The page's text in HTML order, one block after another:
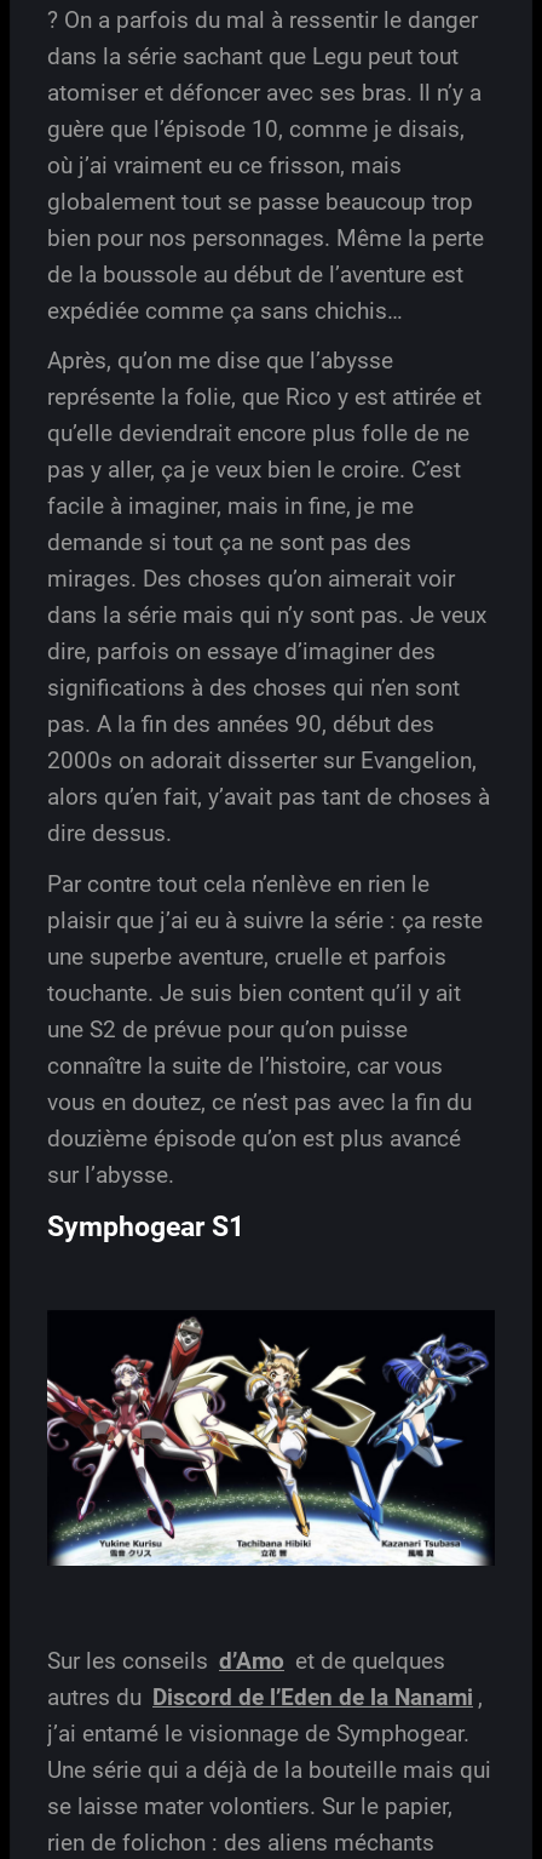
? On a parfois du mal à ressentir le danger
dans la série sachant que Legu peut tout
atomiser et défoncer avec ses bras. Il n’y a
guère que l’épisode 10, comme je disais,
où j’ai vraiment eu ce frisson, mais
globalement tout se passe beaucoup trop
bien pour nos personnages. Même la perte
de la boussole au début de l’aventure est
expédiée comme ça sans chichis…
Après, qu’on me dise que l’abysse
représente la folie, que Rico y est attirée et
qu’elle deviendrait encore plus folle de ne
pas y aller, ça je veux bien le croire. C’est
facile à imaginer, mais in fine, je me
demande si tout ça ne sont pas des
mirages. Des choses qu’on aimerait voir
dans la série mais qui n’y sont pas. Je veux
dire, parfois on essaye d’imaginer des
significations à des choses qui n’en sont
pas. A la fin des années 90, début des
2000s on adorait disserter sur Evangelion,
alors qu’en fait, y’avait pas tant de choses à
dire dessus.
Par contre tout cela n’enlève en rien le
plaisir que j’ai eu à suivre la série : ça reste
une superbe aventure, cruelle et parfois
touchante. Je suis bien content qu’il y ait
une S2 de prévue pour qu’on puisse
connaître la suite de l’histoire, car vous
vous en doutez, ce n’est pas avec la fin du
douzième épisode qu’on est plus avancé
sur l’abysse.
Symphogear S1
Sur les conseils d’Amo et de quelques
autres du Discord de l’Eden de la Nanami ,
j’ai entamé le visionnage de Symphogear.
Une série qui a déjà de la bouteille mais qui
se laisse mater volontiers. Sur le papier,
rien de folichon : des aliens méchants